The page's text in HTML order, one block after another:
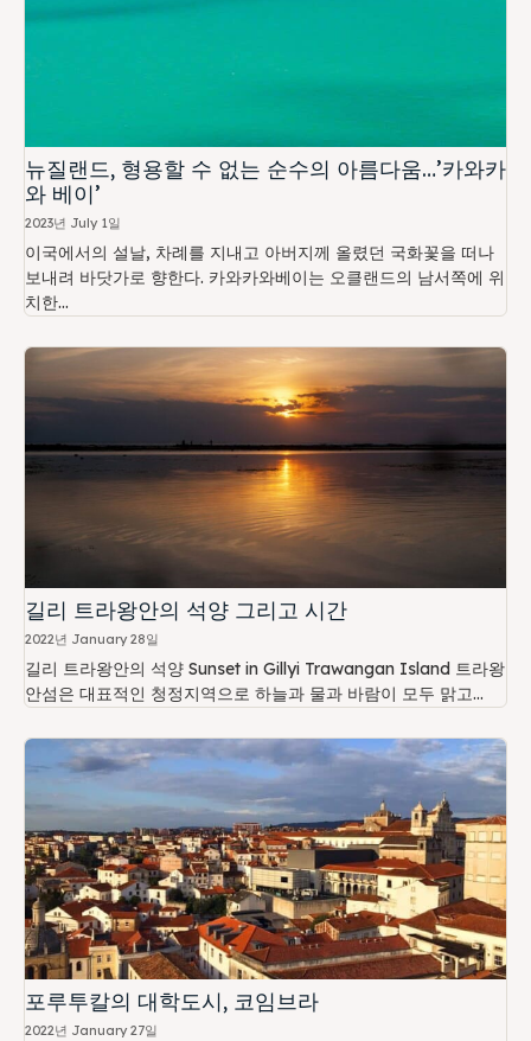
뉴질랜드, 형용할 수 없는 순수의 아름다움…’카와카
와 베이’
2023년 July 1일
이국에서의 설날, 차례를 지내고 아버지께 올렸던 국화꽃을 떠나
보내려 바닷가로 향한다. 카와카와베이는 오클랜드의 남서쪽에 위
치한...
길리 트라왕안의 석양 그리고 시간
2022년 January 28일
길리 트라왕안의 석양 Sunset in Gillyi Trawangan Island 트라왕
안섬은 대표적인 청정지역으로 하늘과 물과 바람이 모두 맑고...
포루투칼의 대학도시, 코임브라
2022년 January 27일